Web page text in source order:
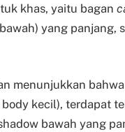
khas, yaitu bagan
yang panjang,
menunjukkan
kecil), terdapat
bawah yang